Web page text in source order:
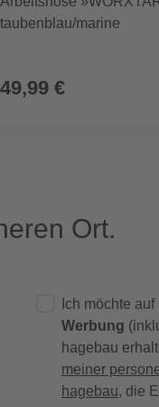
taubenblau/marine
49,99 €
Ort.
Ich möchte auf
Werbung
hagebau
meiner
hagebau, die